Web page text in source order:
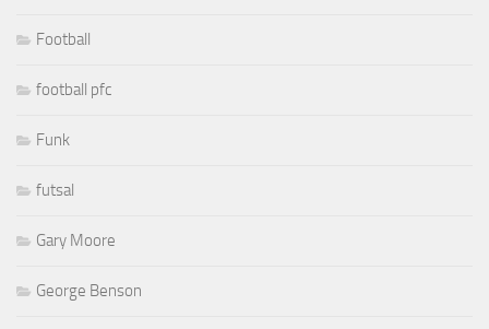
Football
football pfc
Funk
futsal
Gary Moore
George Benson